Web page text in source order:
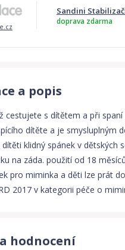
Sandini
doprava zdarma
a popis
cestujete s dítětem a při
dítěte a je smysluplným
klidný spánek v dětských
na záda. použití od 18
pro miminka a děti lze prát
2017 v kategorii péče o
hodnocení